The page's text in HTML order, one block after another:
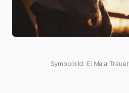
Symbolbild: El Mala